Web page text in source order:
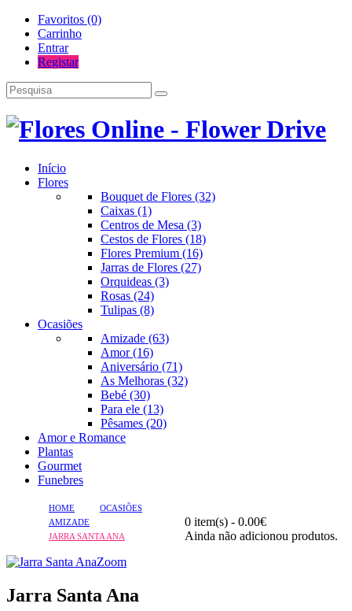
Favoritos (0)
Carrinho
Entrar
Registar
Início
Flores
Bouquet de Flores (32)
Caixas (1)
Centros de Mesa (3)
Cestos de Flores (18)
Flores Premium (16)
Jarras de Flores (27)
Orquideas (3)
Rosas (24)
Tulipas (8)
Ocasiões
Amizade (63)
Amor (16)
Aniversário (71)
As Melhoras (32)
Bebé (30)
Para ele (13)
Pêsames (20)
Amor e Romance
Plantas
Gourmet
Funebres
0 item(s) - 0.00€
Ainda não adicionou produtos.
HOME
OCASIÕES
AMIZADE
JARRA SANTA ANA
Zoom
Jarra Santa Ana